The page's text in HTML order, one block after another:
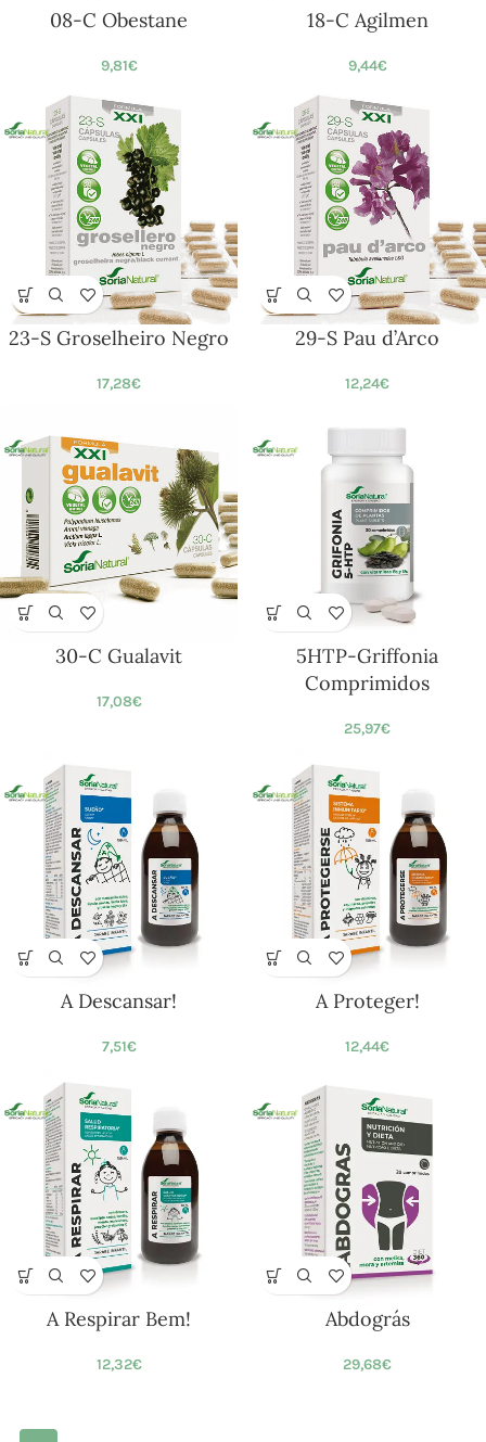
08-C Obestane
9,81€
18-C Agilmen
9,44€
23-S Groselheiro Negro
17,28€
29-S Pau d’Arco
12,24€
30-C Gualavit
17,08€
5HTP-Griffonia
Comprimidos
25,97€
A Descansar!
7,51€
A Proteger!
12,44€
A Respirar Bem!
12,32€
Abdográs
29,68€